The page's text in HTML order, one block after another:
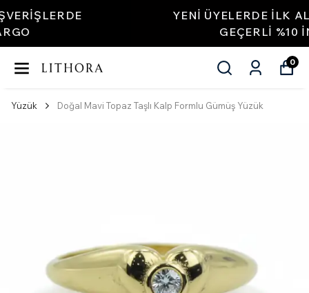
YENI ÜYELERDE İLK ALIŞVERIŞLERDE
GEÇERLI %10 INDIRIM
0
Yüzük Doğal Mavi Topaz Taşlı Kalp Formlu Gümüş Yüzük